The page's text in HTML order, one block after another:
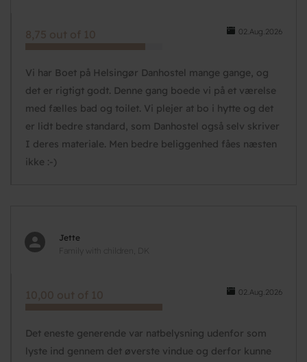
02.Aug.2026
8,75 out of 10
Vi har Boet på Helsingør Danhostel mange gange, og
det er rigtigt godt. Denne gang boede vi på et værelse
med fælles bad og toilet. Vi plejer at bo i hytte og det
er lidt bedre standard, som Danhostel også selv skriver
I deres materiale. Men bedre beliggenhed fåes næsten
ikke :-)
Jette
Family with children, DK
02.Aug.2026
10,00 out of 10
Det eneste generende var natbelysning udenfor som
lyste ind gennem det øverste vindue og derfor kunne